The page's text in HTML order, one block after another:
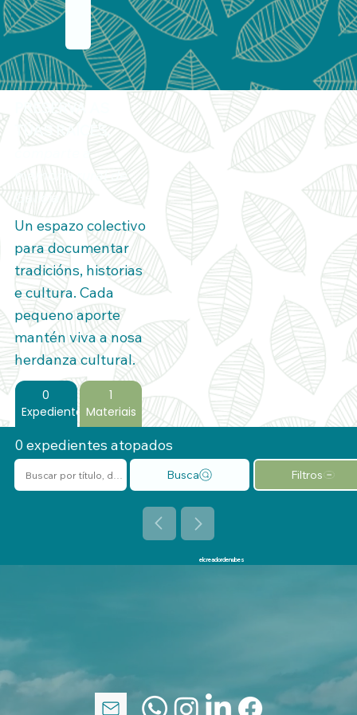
PRESERVA AS
TÚAS RAÍCES,
comparte a
memoria rural de
Galicia
Un espazo colectivo
para documentar
tradicións, historias
e cultura. Cada
pequeno aporte
mantén viva a nosa
herdanza cultural.
0
Expedientes
1
Materiais
0 expedientes atopados
Busca
elcreadordenubes